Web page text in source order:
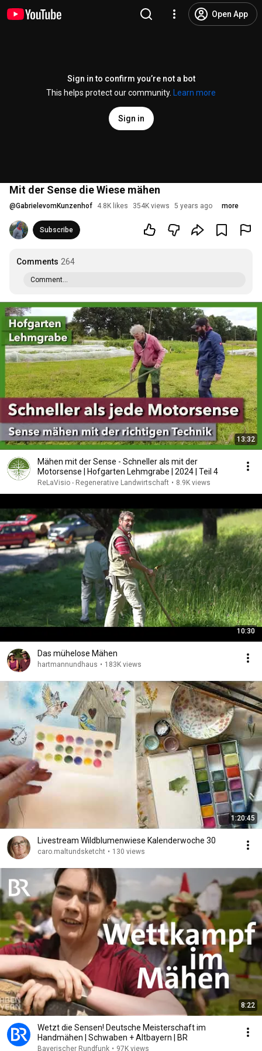
Open App
Sign in to confirm you’re not a bot
This helps protect our community.
Learn more
Sign in
Mit der Sense die Wiese mähen
@GabrielevomKunzenhof 4.8K likes 354K views 5 years ago more
Subscribe
Comments 264
Comment...
13:32
Mähen mit der Sense - Schneller als mit der
Motorsense | Hofgarten Lehmgrabe | 2024 | Teil 4
ReLaVisio - Regenerative Landwirtschaft • 8.9K views
10:30
Das mühelose Mähen
hartmannundhaus • 183K views
1:20:45
Livestream Wildblumenwiese Kalenderwoche 30
caro.maltundsketcht • 130 views
8:22
Wetzt die Sensen! Deutsche Meisterschaft im
Handmähen | Schwaben + Altbayern | BR
Bayerischer Rundfunk • 97K views